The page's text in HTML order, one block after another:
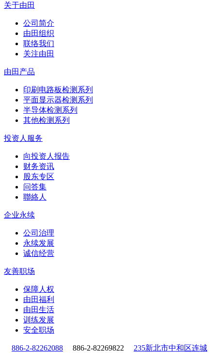
关于由田
公司简介
由田组织
联络我们
关注由田
由田产品
印刷电路板检测系列
平面显示器检测系列
半导体检测系列
其他检测系列
投资人服务
向投资人报告
财务资讯
股东专区
问答集
聯絡人
企业永续
公司治理
永续发展
诚信经营
友善职场
保障人权
由田福利
由田生活
训练发展
安全职场
886-2-82262088 886-2-82269822 235新北市中和区连城